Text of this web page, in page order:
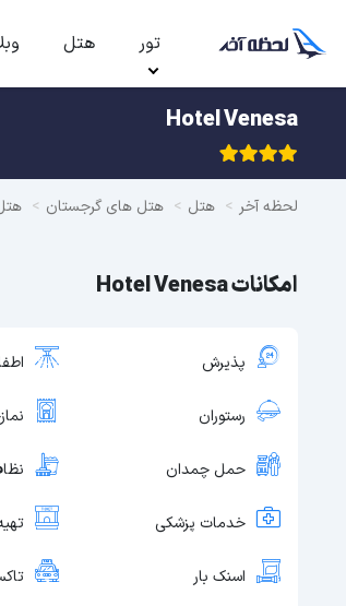
تور هتل
Hotel Venesa
لحظه آخر هتل هتل های گرجستان
امکانات Hotel Venesa
پذیرش
رستوران
حمل چمدان
خدمات پزشکی
اسنک بار